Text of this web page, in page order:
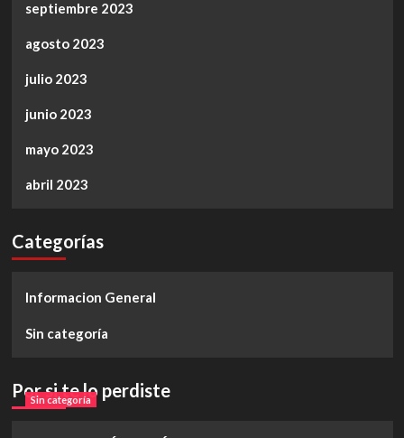
septiembre 2023
agosto 2023
julio 2023
junio 2023
mayo 2023
abril 2023
Categorías
Informacion General
Sin categoría
Por si te lo perdiste
Sin categoría